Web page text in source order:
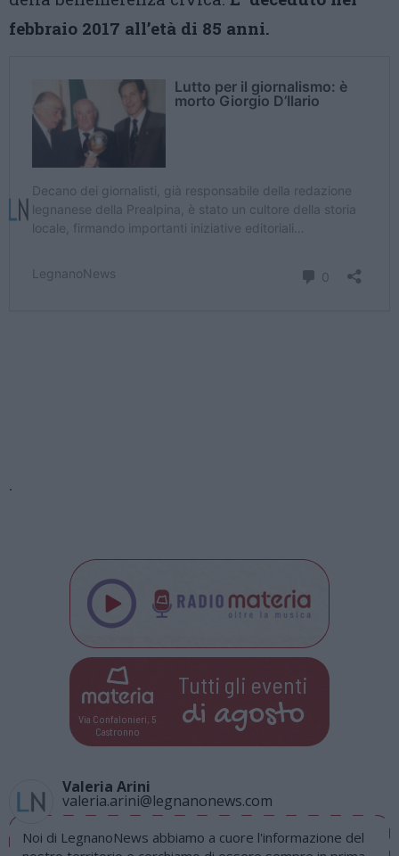
febbraio 2017 all’età di 85 anni.
.
Via Confalonieri, 5
Castronno
Tutti gli eventi
di agosto
Valeria Arini
valeria.arini@legnanonews.com
Noi di LegnanoNews abbiamo a cuore l'informazione del